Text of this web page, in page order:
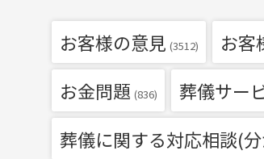
お客様の意見 (3512) お客
お金問題 (836) 葬儀サー
葬儀に関する対応相談(